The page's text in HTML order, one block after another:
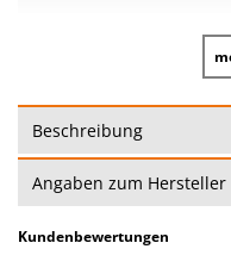
Beschreibung
Angaben zum Hersteller
Kundenbewertungen